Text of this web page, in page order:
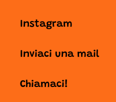
Instagram
Inviaci una mail
Chiamaci!